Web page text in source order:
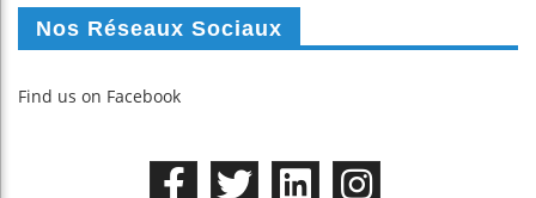
Nos Réseaux Sociaux
Find us on Facebook